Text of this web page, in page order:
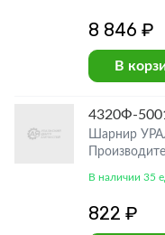
8 846 ₽
В
4320Ф-
Шарнир
В наличии 35
822 ₽